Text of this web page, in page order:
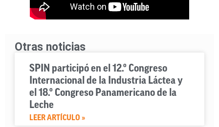
Otras noticias
SPIN participó en el 12.º Congreso
Internacional de la Industria Láctea y
el 18.º Congreso Panamericano de la
Leche
LEER ARTÍCULO »